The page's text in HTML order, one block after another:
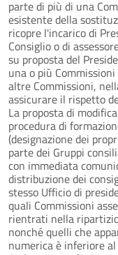
parte di più di una
esistente della
ricopre l'incarico di
Consiglio o di
su proposta del
una o più
altre Commissioni,
assicurare il rispetto
La proposta di
procedura di
(designazione dei
parte dei Gruppi
con immediata
distribuzione dei
stesso Ufficio di
quali Commissioni
rientrati nella
nonché quelli che
numerica è inferiore